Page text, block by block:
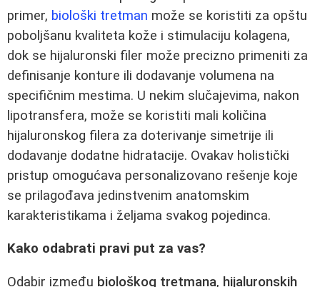
primer, biološki tretman može se koristiti za opštu
poboljšanu kvaliteta kože i stimulaciju kolagena,
dok se hijaluronski filer može precizno primeniti za
definisanje konture ili dodavanje volumena na
specifičnim mestima. U nekim slučajevima, nakon
lipotransfera, može se koristiti mali količina
hijaluronskog filera za doterivanje simetrije ili
dodavanje dodatne hidratacije. Ovakav holistički
pristup omogućava personalizovano rešenje koje
se prilagođava jedinstvenim anatomskim
karakteristikama i željama svakog pojedinca.
Kako odabrati pravi put za vas?
Odabir između biološkog tretmana, hijaluronskih